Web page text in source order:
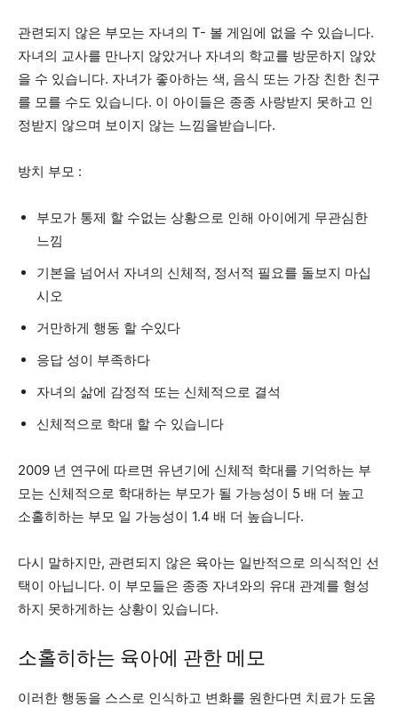
관련되지 않은 부모는 자녀의 T- 볼 게임에 없을 수 있습니다.
자녀의 교사를 만나지 않았거나 자녀의 학교를 방문하지 않았
을 수 있습니다. 자녀가 좋아하는 색, 음식 또는 가장 친한 친구
를 모를 수도 있습니다. 이 아이들은 종종 사랑받지 못하고 인
정받지 않으며 보이지 않는 느낌을받습니다.
방치 부모 :
부모가 통제 할 수없는 상황으로 인해 아이에게 무관심한
느낌
기본을 넘어서 자녀의 신체적, 정서적 필요를 돌보지 마십
시오
거만하게 행동 할 수있다
응답 성이 부족하다
자녀의 삶에 감정적 또는 신체적으로 결석
신체적으로 학대 할 수 있습니다
2009 년 연구에 따르면 유년기에 신체적 학대를 기억하는 부
모는 신체적으로 학대하는 부모가 될 가능성이 5 배 더 높고
소홀히하는 부모 일 가능성이 1.4 배 더 높습니다.
다시 말하지만, 관련되지 않은 육아는 일반적으로 의식적인 선
택이 아닙니다. 이 부모들은 종종 자녀와의 유대 관계를 형성
하지 못하게하는 상황이 있습니다.
소홀히하는 육아에 관한 메모
이러한 행동을 스스로 인식하고 변화를 원한다면 치료가 도움